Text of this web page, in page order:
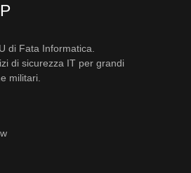
di Fata Informatica.
di sicurezza IT per grandi
militari.